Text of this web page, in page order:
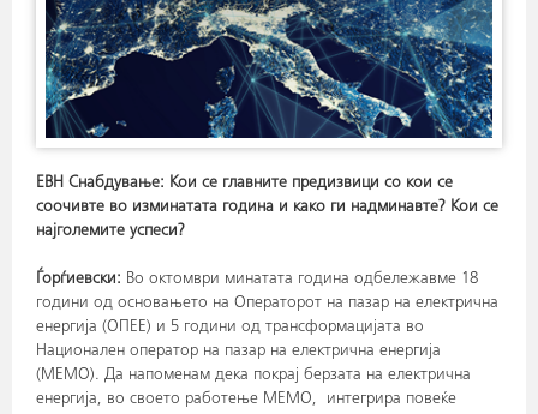
ЕВН Снабдување: Кои се главните предизвици со кои се
соочивте во изминатата година и како ги надминавте? Кои се
најголемите успеси?
Ѓорѓиевски: Во октомври минатата година одбележавме 18
години од основањето на Операторот на пазар на електрична
енергија (ОПЕЕ) и 5 години од трансформацијата во
Национален оператор на пазар на електрична енергија
(МЕМО). Да напоменам дека покрај берзата на електрична
енергија, во своето работење МЕМО, интегрира повеќе